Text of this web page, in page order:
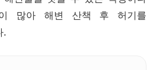
많아 해변 산책 후 허기를
.